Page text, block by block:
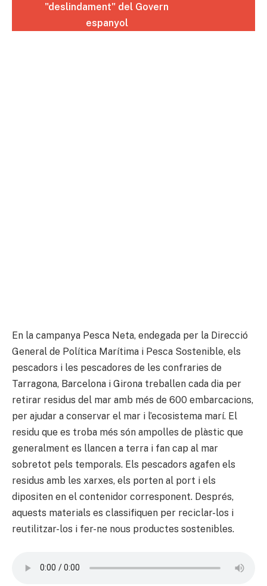
"deslindament" del Govern
espanyol
En la campanya Pesca Neta, endegada per la Direcció
General de Política Marítima i Pesca Sostenible, els
pescadors i les pescadores de les confraries de
Tarragona, Barcelona i Girona treballen cada dia per
retirar residus del mar amb més de 600 embarcacions,
per ajudar a conservar el mar i l’ecosistema marí. El
residu que es troba més són ampolles de plàstic que
generalment es llancen a terra i fan cap al mar
sobretot pels temporals. Els pescadors agafen els
residus amb les xarxes, els porten al port i els
dipositen en el contenidor corresponent. Després,
aquests materials es classifiquen per reciclar-los i
reutilitzar-los i fer-ne nous productes sostenibles.